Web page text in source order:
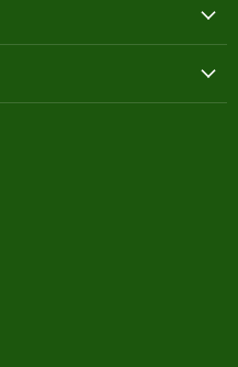
en Youtubeen LinkedInen Correo